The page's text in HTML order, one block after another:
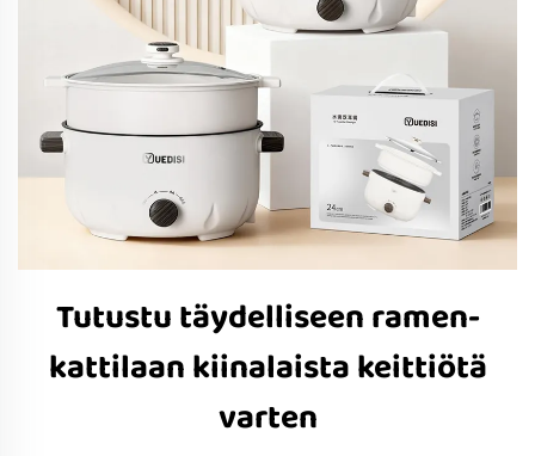
Tutustu täydelliseen ramen-
kattilaan kiinalaista keittiötä
varten